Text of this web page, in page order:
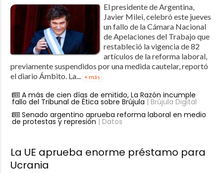
El presidente de Argentina,
Javier Milei, celebró este jueves
un fallo de la Cámara Nacional
de Apelaciones del Trabajo que
restableció la vigencia de 82
artículos de la reforma laboral,
previamente suspendidos por una medida cautelar, reportó
el diario Ámbito. La... + más
A más de cien días de emitido, La Razón incumple
fallo del Tribunal de Ética sobre Brújula | Brújula Digital
Senado argentino aprueba reforma laboral en medio
de protestas y represión | Datos
La UE aprueba enorme préstamo para
Ucrania